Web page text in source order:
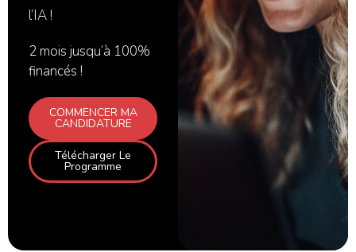
l’IA !
2 mois jusqu’à 100%
financés !
COMMENCER MA
CANDIDATURE
Télécharger Le
Programme